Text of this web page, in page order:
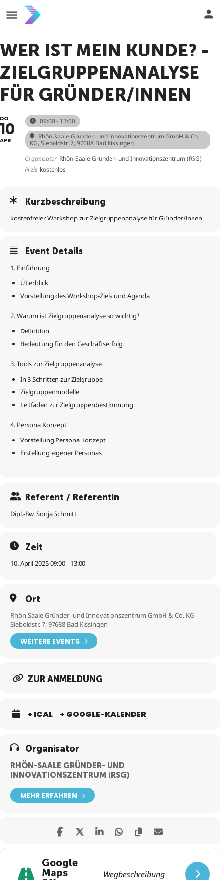
WER IST MEIN KUNDE? -
ZIELGRUPPENANALYSE
FÜR GRÜNDER/INNEN
DO
10
APR
09:00 - 13:00
Rhön-Saale Gründer- und Innovationszentrum GmbH & Co.
KG, Sieboldstr. 7, 97688 Bad Kissingen
Organisator Rhön-Saale Gründer- und Innovationszentrum (RSG)
Preis kostenlos
Kurzbeschreibung
kostenfreier Workshop zur Zielgruppenanalyse für Gründer/innen
Event Details
1. Einführung
Überblick
Vorstellung des Workshop-Ziels und Agenda
2. Warum ist Zielgruppenanalyse so wichtig?
Definition
Bedeutung für den Geschäftserfolg
3. Tools zur Zielgruppenanalyse
In 3 Schritten zur Zielgruppe
Zielgruppenmodelle
Leitfaden zur Zielgruppenbestimmung
4. Persona Konzept
Vorstellung Persona Konzept
Erstellung eigener Personas
Referent / Referentin
Dipl.-Bw. Sonja Schmitt
Zeit
10. April 2025 09:00 - 13:00
Ort
Rhön-Saale Gründer- und Innovationszentrum GmbH & Co. KG
Sieboldstr. 7, 97688 Bad Kissingen
WEITERE EVENTS
ZUR ANMELDUNG
+ ICAL + GOOGLE-KALENDER
Organisator
RHÖN-SAALE GRÜNDER- UND
INNOVATIONSZENTRUM (RSG)
MEHR ERFAHREN
Google
Maps